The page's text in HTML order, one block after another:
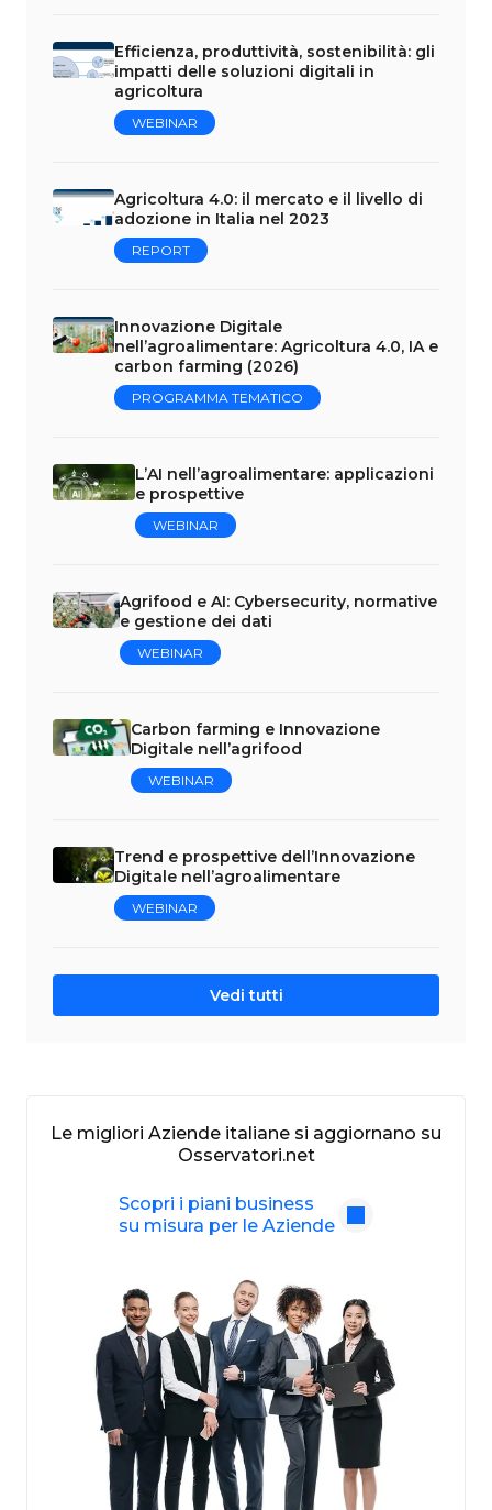
Efficienza, produttività, sostenibilità: gli
impatti delle soluzioni digitali in
agricoltura
WEBINAR
Agricoltura 4.0: il mercato e il livello di
adozione in Italia nel 2023
REPORT
Innovazione Digitale
nell’agroalimentare: Agricoltura 4.0, IA e
carbon farming (2026)
PROGRAMMA TEMATICO
L’AI nell’agroalimentare: applicazioni
e prospettive
WEBINAR
Agrifood e AI: Cybersecurity, normative
e gestione dei dati
WEBINAR
Carbon farming e Innovazione
Digitale nell’agrifood
WEBINAR
Trend e prospettive dell’Innovazione
Digitale nell’agroalimentare
WEBINAR
Vedi tutti
Le migliori Aziende italiane si aggiornano su
Osservatori.net
Scopri i piani business
su misura per le Aziende